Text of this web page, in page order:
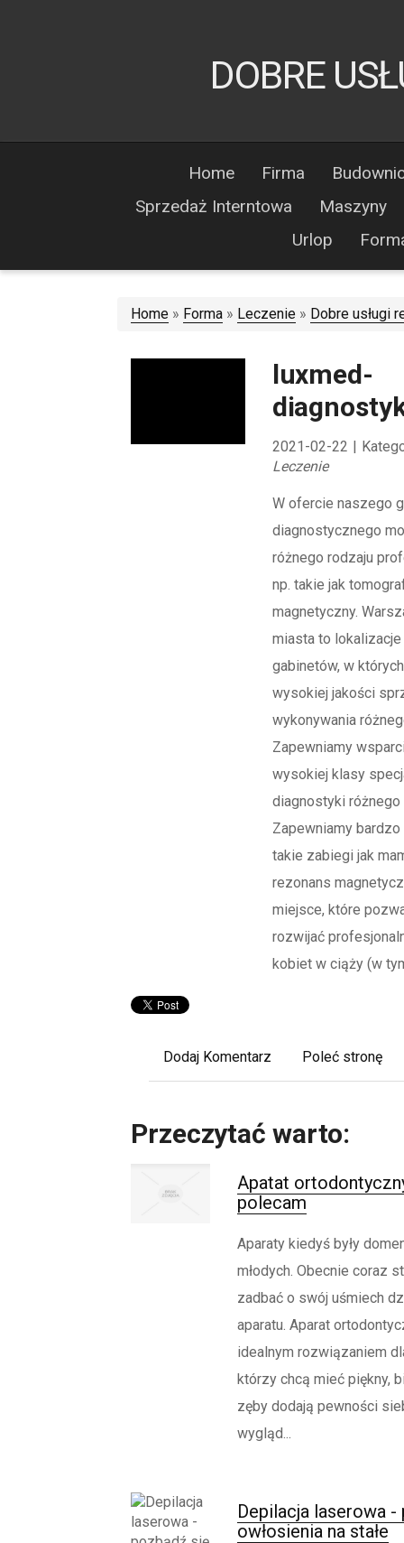
DOBRE
Home Firma
Sprzedaż Interntowa
Maszyny
Urlop
Home » Forma » Leczenie » Dobre usługi
luxmed-
2021-02-22 |
Leczenie
W ofercie naszego
diagnostycznego
różnego rodzaju
np. takie jak
magnetyczny.
miasta to
gabinetów, w
wysokiej jakości
wykonywania
Zapewniamy
wysokiej klasy
diagnostyki różnego
Zapewniamy bardzo
takie zabiegi jak
rezonans
miejsce, które
rozwijać
kobiet w ciąży (w
Dodaj Komentarz Poleć stronę
Przeczytać warto:
Apatat
polecam
Aparaty kiedyś były
młodych. Obecnie coraz
zadbać o swój uśmiech
aparatu. Aparat
idealnym rozwiązaniem
którzy chcą mieć piękny,
zęby dodają pewności
wygląd...
Depilacja laserowa
owłosienia na stałe